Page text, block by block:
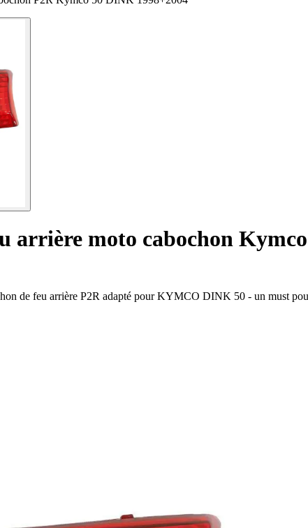
arrière moto cabochon
de feu arrière P2R adapté pour KYMCO DINK 50 - un must